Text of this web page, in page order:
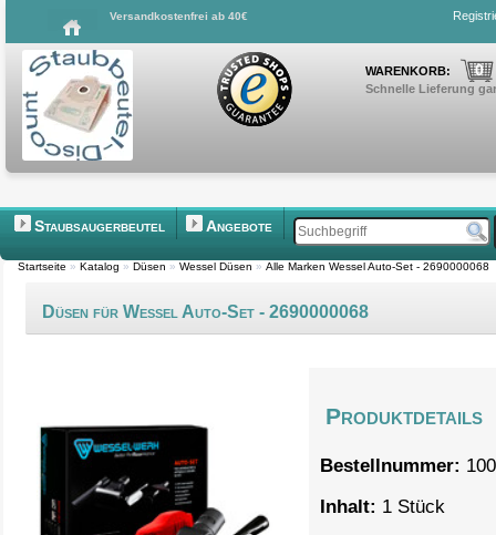
Versandkostenfrei ab 40€
WARENKORB: 0
Schnelle Lieferung
Staubsaugerbeutel Angebote
Startseite » Katalog » Düsen » Wessel Düsen » Alle Marken Wessel Auto-Set - 2690000068
Düsen für Wessel Auto-Set - 2690000068
Produktdetails
Bestellnummer:
Inhalt: 1 Stück